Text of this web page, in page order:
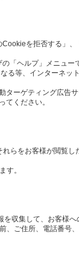
を拒否する」
「ヘルプ」メニュー
る等、インターネッ
ーゲティング広告
てください。
らをお客様が閲覧
す。
収集して、お客様
ご住所、電話番号